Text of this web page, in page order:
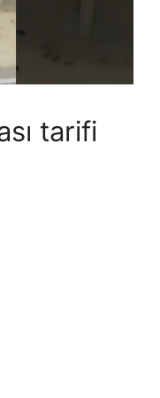
tarifi